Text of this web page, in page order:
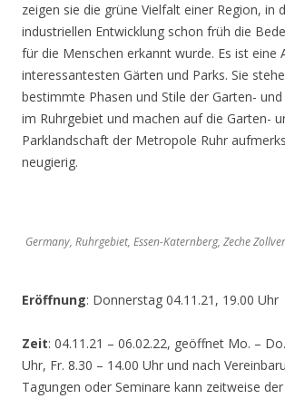
zeigen sie die grüne Vielfalt einer Region, in
industriellen Entwicklung schon früh die
für die Menschen erkannt wurde. Es ist eine
interessantesten Gärten und Parks. Sie
bestimmte Phasen und Stile der Garten-
im Ruhrgebiet und machen auf die Garten-
Parklandschaft der Metropole Ruhr
neugierig.
Germany, Ruhrgebiet, Essen-Katernberg, Zeche
Eröffnung: Donnerstag 04.11.21, 19.00 Uhr
Zeit: 04.11.21 – 06.02.22, geöffnet Mo. –
Uhr, Fr. 8.30 – 14.00 Uhr und nach
Tagungen oder Seminare kann zeitweise